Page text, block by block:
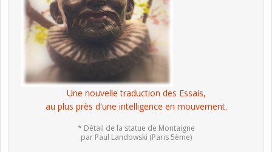
Une nouvelle traduction des Essais,
au plus près d'une intelligence en mouvement.
* Détail de la statue de Montaigne
par Paul Landowski (Paris 5ème)